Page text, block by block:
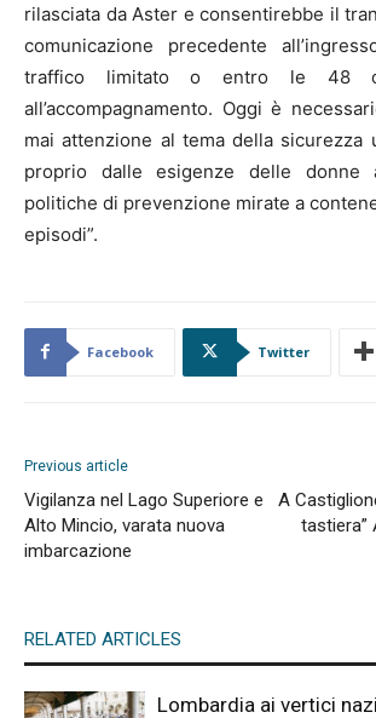
rilasciata da Aster e consentirebbe il
comunicazione precedente
traffico limitato o entro le 48
all’accompagnamento. Oggi è
mai attenzione al tema della sicurezza
proprio dalle esigenze delle donne
politiche di prevenzione mirate a
episodi”.
Facebook Twitter
Previous article
Vigilanza nel Lago Superiore e
Alto Mincio, varata nuova
imbarcazione
A
tastiera”
RELATED ARTICLES
Lombardia ai vertici